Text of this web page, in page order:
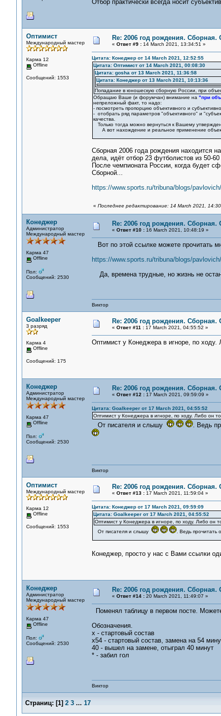
Отбор практически всегда носит
Оптимист
Международный мастер
Карма 12
Offline
Сообщений: 1553
Re: 2006 год рождения.
« Ответ #9 :14 March 2021, 13:34:51 »
Цитата: Конеджер от 14 March 2021, 12:52:55
Цитата: Оптимист от 14 March 2021, 00:08:30
Цитата: gosha от 13 March 2021, 11:36:58
Цитата: Конеджер от 13 March 2021, 10:13:36
Попадание в юношескую сборную России, при
Обращаю Ваше (и форумчан) внимание на "при
непреложный факт, то надо:
- посмотреть пропорцию объективного и
- отобрать ряд параметров "объективного" и
качества.
Только тогда можно вернуться к Вашему
А вот нахождение и реальное применение
Сборная 2006 года рождения находится
дела, идёт отбор 23 футболистов из 50-
После чемпионата России, когда будет
Сборной...
https://www.sports.ru/tribuna/blogs/
« Последнее редактирование: 14 March 2021,
Конеджер
Администратор
Международный мастер
Карма 47
Offline
Пол:
Сообщений: 2530
Re: 2006 год рождения.
« Ответ #10 :16 March 2021, 10:48:19 »
Вот по этой ссылке можете прочитать
https://www.sports.ru/tribuna/blogs/
Да, времена трудные, но жизнь не
Виктор
Goalkeeper
3 разряд
Карма 4
Offline
Сообщений: 175
Re: 2006 год рождения.
« Ответ #11 :17 March 2021, 04:55:52 »
Оптимист у Конеджера в игноре, по ходу.
Конеджер
Администратор
Международный мастер
Карма 47
Offline
Пол:
Сообщений: 2530
Re: 2006 год рождения.
« Ответ #12 :17 March 2021, 09:59:09 »
Цитата: Goalkeeper от 17 March 2021, 04:55:52
Оптимист у Конеджера в игноре, по ходу. Либо он
От писателя и слышу . Ведь
Виктор
Оптимист
Международный мастер
Карма 12
Offline
Сообщений: 1553
Re: 2006 год рождения.
« Ответ #13 :17 March 2021, 11:59:04 »
Цитата: Конеджер от 17 March 2021, 09:59:09
Цитата: Goalkeeper от 17 March 2021, 04:55:52
Оптимист у Конеджера в игноре, по ходу. Либо он
От писателя и слышу
. Ведь прочитать
Конеджер, просто у нас с Вами ссылки
Конеджер
Администратор
Международный мастер
Карма 47
Offline
Пол:
Сообщений: 2530
Re: 2006 год рождения.
« Ответ #14 :20 March 2021, 11:49:07 »
Поменял таблицу в первом посте.
Обозначения.
х - стартовый состав
х54 - стартовый состав, замена на 54
40 - вышел на замене, отыграл 40 минут
* - забил гол
Виктор
Страниц: [1] 2 3 ... 17